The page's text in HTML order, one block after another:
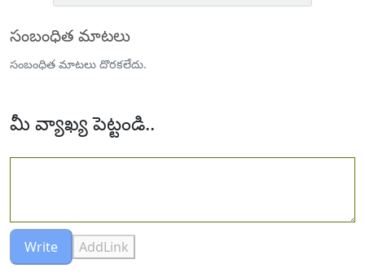
సంబంధిత మాటలు
సంబంధిత మాటలు దొరకలేదు.
మీ వ్యాఖ్య పెట్టండి..
Write AddLink